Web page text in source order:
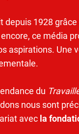
depuis 1928 grâce
encore, ce média
aspirations. Une
du
nous sont
avec la